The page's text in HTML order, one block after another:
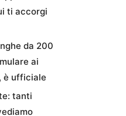
ti accorgi
da 200
ai
è ufficiale
tanti